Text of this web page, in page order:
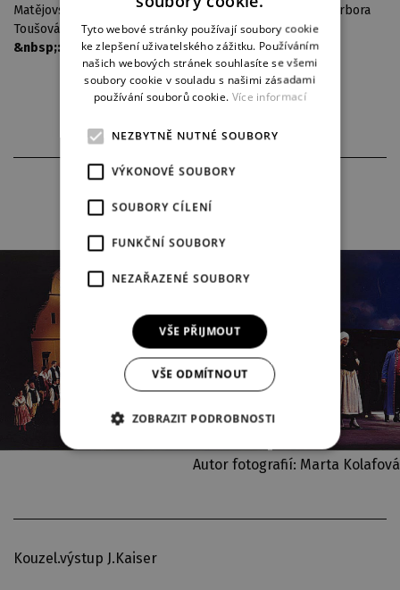
Matějovský, Jakub Kučera, Petr Čech, Andrea Wolfová, Barbora
Toušová, Kristýna Krejsová,Klára Kuchinková
&nbsp;:
Sbor a orchestr opery DJKT
FOTOGRAFIE Z INSCENACE
Autor fotografií: Marta Kolafová
Kouzel.výstup J.Kaiser
GERMAN
Tyto webové stránky používají soubory cookie
ke zlepšení uživatelského zážitku. Používáním
našich webových stránek souhlasíte se všemi
soubory cookie v souladu s našimi zásadami
používání souborů cookie. Více informací
NEZBYTNĚ NUTNÉ SOUBORY
VÝKONOVÉ SOUBORY
SOUBORY CÍLENÍ
FUNKČNÍ SOUBORY
NEZAŘAZENÉ SOUBORY
VŠE PŘIJMOUT
VŠE ODMÍTNOUT
ZOBRAZIT PODROBNOSTI